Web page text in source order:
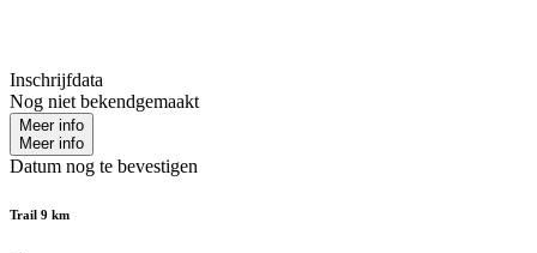
Inschrijfdata
Nog niet bekendgemaakt
Meer info
Meer info
Datum nog te bevestigen
Trail 9 km